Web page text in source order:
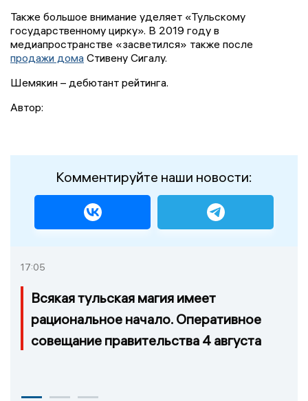
Также большое внимание уделяет «Тульскому
государственному цирку». В 2019 году в
медиапространстве «засветился» также после
продажи дома Стивену Сигалу.
Шемякин – дебютант рейтинга.
Автор:
Комментируйте наши новости:
17:05
Всякая тульская магия имеет
рациональное начало. Оперативное
совещание правительства 4 августа